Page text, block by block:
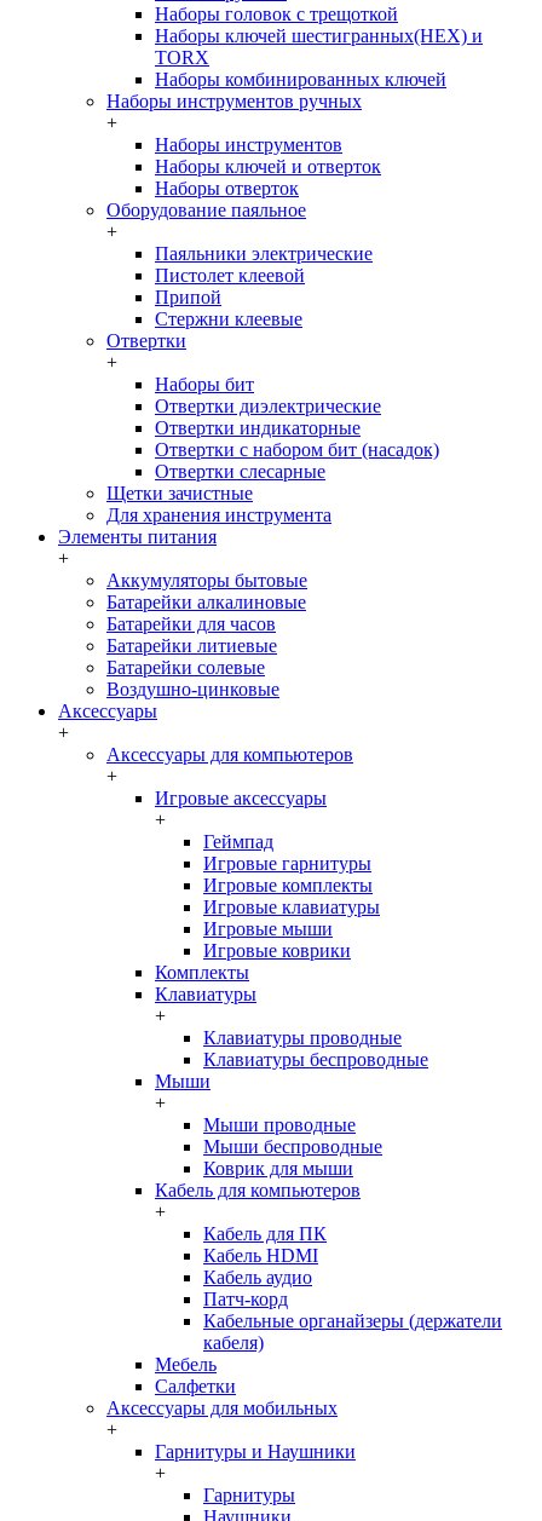
Наборы головок c трещоткой
Наборы ключей шестигранных(HEX) и
TORX
Наборы комбинированных ключей
Наборы инструментов ручных
+
Наборы инструментов
Наборы ключей и отверток
Наборы отверток
Оборудование паяльное
+
Паяльники электрические
Пистолет клеевой
Припой
Стержни клеевые
Отвертки
+
Наборы бит
Отвертки диэлектрические
Отвертки индикаторные
Отвертки с набором бит (насадок)
Отвертки слесарные
Щетки зачистные
Для хранения инструмента
Элементы питания
+
Аккумуляторы бытовые
Батарейки алкалиновые
Батарейки для часов
Батарейки литиевые
Батарейки солевые
Воздушно-цинковые
Аксессуары
+
Аксессуары для компьютеров
+
Игровые аксессуары
+
Геймпад
Игровые гарнитуры
Игровые комплекты
Игровые клавиатуры
Игровые мыши
Игровые коврики
Комплекты
Клавиатуры
+
Клавиатуры проводные
Клавиатуры беспроводные
Мыши
+
Мыши проводные
Мыши беспроводные
Коврик для мыши
Кабель для компьютеров
+
Кабель для ПК
Кабель HDMI
Кабель аудио
Патч-корд
Кабельные органайзеры (держатели
кабеля)
Мебель
Салфетки
Аксессуары для мобильных
+
Гарнитуры и Наушники
+
Гарнитуры
Наушники